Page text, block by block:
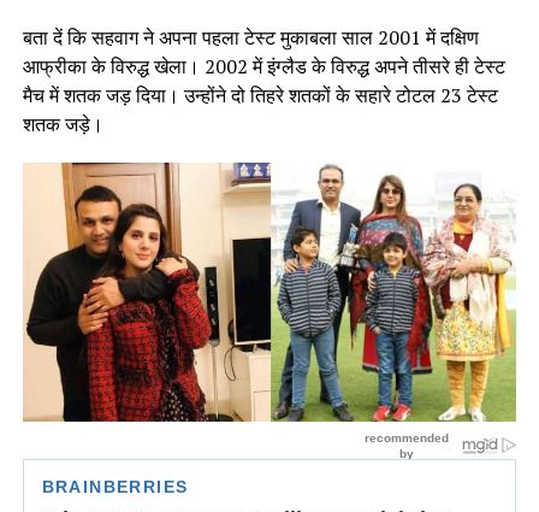
बता दें कि सहवाग ने अपना पहला टेस्ट मुकाबला साल 2001 में दक्षिण
आफ्रीका के विरुद्ध खेला। 2002 में इंग्लैड के विरुद्ध अपने तीसरे ही टेस्ट
मैच में शतक जड़ दिया। उन्होंने दो तिहरे शतकों के सहारे टोटल 23 टेस्ट
शतक जड़े।